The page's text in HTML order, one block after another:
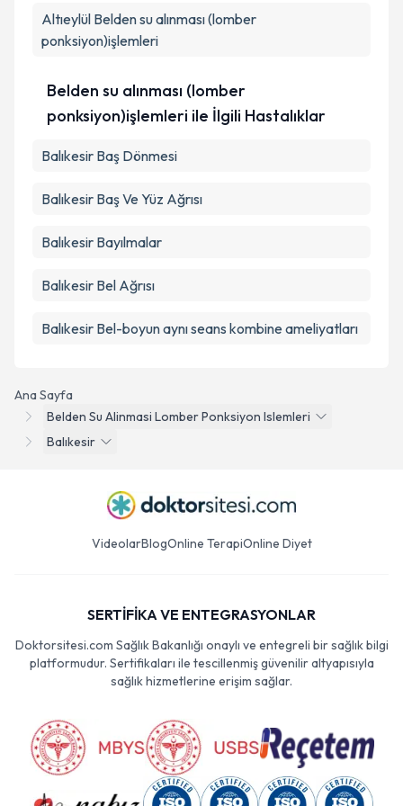
Ana Sayfa
Belden Su Alinmasi Lomber Ponksiyon Islemleri
Balıkesir
Altıeylül Belden su alınması (lomber
ponksiyon)işlemleri
Belden su alınması (lomber
ponksiyon)işlemleri ile İlgili Hastalıklar
Balıkesir Baş Dönmesi
Balıkesir Baş Ve Yüz Ağrısı
Balıkesir Bayılmalar
Balıkesir Bel Ağrısı
Balıkesir Bel-boyun aynı seans kombine ameliyatları
VideolarBlogOnline TerapiOnline Diyet
SERTİFİKA VE ENTEGRASYONLAR
Doktorsitesi.com Sağlık Bakanlığı onaylı ve entegreli bir sağlık bilgi
platformudur. Sertifikaları ile tescillenmiş güvenilir altyapısıyla
sağlık hizmetlerine erişim sağlar.